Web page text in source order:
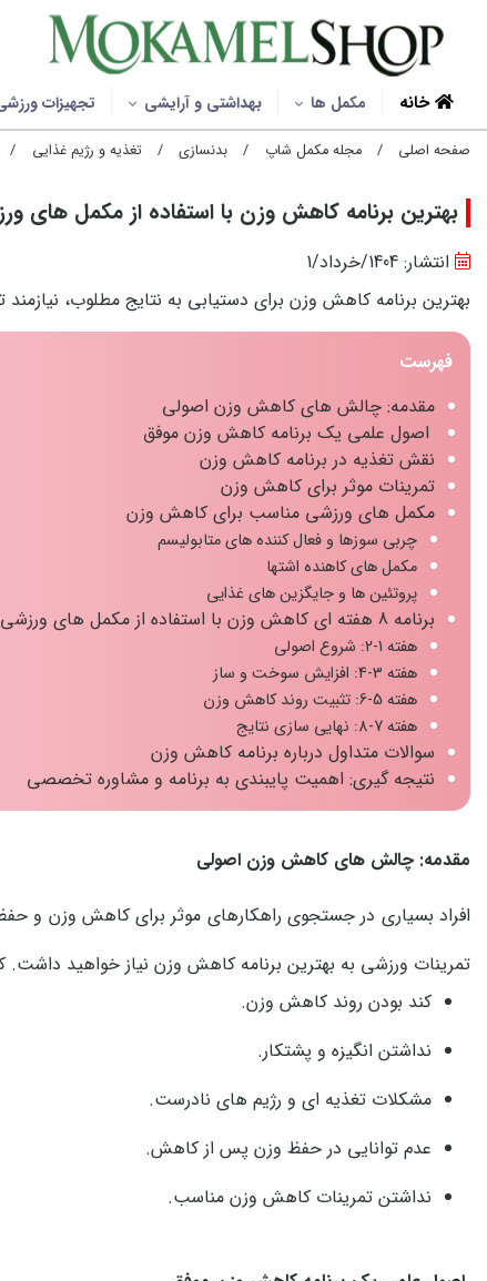
خانه مکمل ها بهداشتی و آرایشی تجهیزات
صفحه اصلی / مجله مکمل شاپ / بدنسازی / تغذیه و رژیم غذایی /
بهترین برنامه کاهش وزن با استفاده از مکمل های
انتشار: 1404/خرداد/1
بهترین برنامه کاهش وزن برای دستیابی به نتایج مطلوب،
فهرست
مقدمه: چالش های کاهش وزن اصولی
اصول علمی یک برنامه کاهش وزن موفق
نقش تغذیه در برنامه کاهش وزن
تمرینات موثر برای کاهش وزن
مکمل های ورزشی مناسب برای کاهش وزن
چربی سوزها و فعال کننده های متابولیسم
مکمل های کاهنده اشتها
پروتئین ها و جایگزین های غذایی
برنامه 8 هفته ای کاهش وزن با استفاده از مکمل های ورزشی
هفته 1-2: شروع اصولی
هفته 3-4: افزایش سوخت و ساز
هفته 5-6: تثبیت روند کاهش وزن
هفته 7-8: نهایی سازی نتایج
سوالات متداول درباره برنامه کاهش وزن
نتیجه گیری: اهمیت پایبندی به برنامه و مشاوره تخصصی
مقدمه: چالش های کاهش وزن اصولی
افراد بسیاری در جستجوی راهکارهای موثر برای کاهش وزن و
تمرینات ورزشی به بهترین برنامه کاهش وزن نیاز خواهید
کند بودن روند کاهش وزن.
نداشتن انگیزه و پشتکار.
مشکلات تغذیه ای و رژیم های نادرست.
عدم توانایی در حفظ وزن پس از کاهش.
نداشتن تمرینات کاهش وزن مناسب.